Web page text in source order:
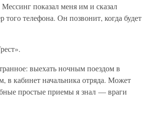
показал меня им и сказал
того телефона. Он позвонит, когда будет
выехать ночным поездом в
в кабинет начальника отряда. Может
простые приемы я знал — враги